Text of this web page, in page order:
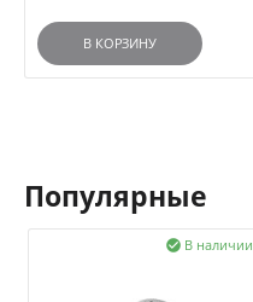
В КОРЗИНУ
Популярные
В наличии
